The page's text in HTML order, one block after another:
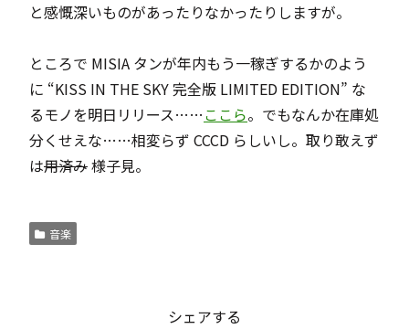
と感慨深いものがあったりなかったりしますが。
ところで MISIA タンが年内もう一稼ぎするかのよう
に “KISS IN THE SKY 完全版 LIMITED EDITION” な
るモノを明日リリース……ここら。でもなんか在庫処
分くせえな……相変らず CCCD らしいし。取り敢えず
は用済み様子見。
音楽
シェアする